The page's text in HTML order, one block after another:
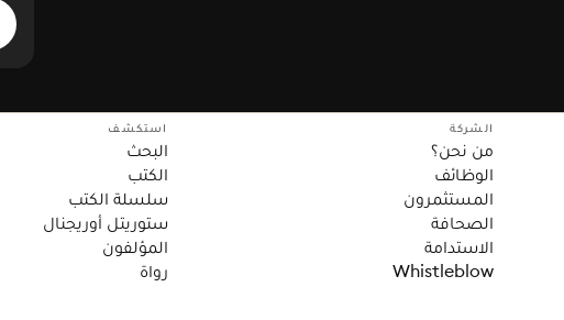
الشركة
من نحن؟
الوظائف
المستثمرون
الصحافة
الاستدامة
Whistleblow
استكشف
البحث
الكتب
سلسلة الكتب
ستوريتل أوريجنال
المؤلفون
رواة